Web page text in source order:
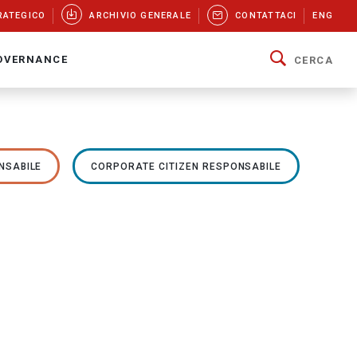
ARCHIVIO GENERALE CONTATTACI ENG
CERCA
CORPORATE CITIZEN RESPONSABILE